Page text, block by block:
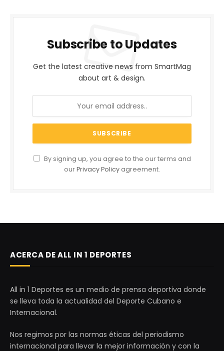
Subscribe to Updates
Get the latest creative news from SmartMag
about art & design.
By signing up, you agree to the our terms and
ourPrivacy Policy agreement.
ACERCA DE ALL IN 1 DEPORTES
All in 1 Deportes es un medio de prensa deportiva donde
se lleva toda la actualidad del Deporte Cubano e
Internacional.
Nos regimos por las normas éticas del periodismo
internacional para llevar la mejor información y con la